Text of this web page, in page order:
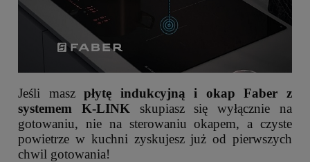
Jeśli maszpłytę indukcyjną i okap Faber z
systemem K-LINK skupiasz się wyłącznie na
gotowaniu, nie na sterowaniu okapem, a czyste
powietrze w kuchni zyskujesz już od pierwszych
chwil gotowania!